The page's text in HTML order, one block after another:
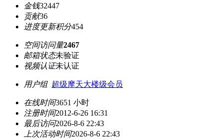
金钱32447
贡献36
进度更新积分454
空间访问量2467
邮箱状态未验证
视频认证未认证
用户组 超级摩天大楼级会员
在线时间3651 小时
注册时间2012-6-26 16:31
最后访问2026-8-6 22:43
上次活动时间2026-8-6 22:43